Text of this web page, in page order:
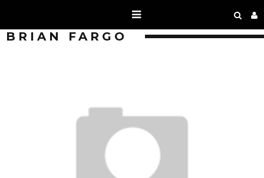
BRIAN FARGO